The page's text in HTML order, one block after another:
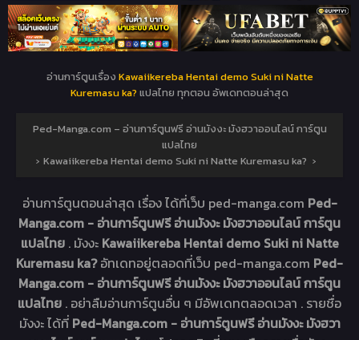
อ่านการ์ตูนเรื่อง Kawaiikereba Hentai demo Suki ni Natte
Kuremasu ka? แปลไทย ทุกตอน อัพเดทตอนล่าสุด
Ped-Manga.com – อ่านการ์ตูนฟรี อ่านมังงะ มังฮวาออนไลน์ การ์ตูน
แปลไทย
› Kawaiikereba Hentai demo Suki ni Natte Kuremasu ka? ›
อ่านการ์ตูนตอนล่าสุด เรื่องได้ที่เว็บ ped-manga.com Ped-
Manga.com - อ่านการ์ตูนฟรี อ่านมังงะ มังฮวาออนไลน์ การ์ตูน
แปลไทย . มังงะ Kawaiikereba Hentai demo Suki ni Natte
Kuremasu ka?อัทเดทอยู่ตลอดที่เว็บ ped-manga.com Ped-
Manga.com - อ่านการ์ตูนฟรี อ่านมังงะ มังฮวาออนไลน์ การ์ตูน
แปลไทย . อย่าลืมอ่านการ์ตูนอื่น ๆ มีอัพเดทตลอดเวลา . รายชื่อ
มังงะ ได้ที่ Ped-Manga.com - อ่านการ์ตูนฟรี อ่านมังงะ มังฮวา